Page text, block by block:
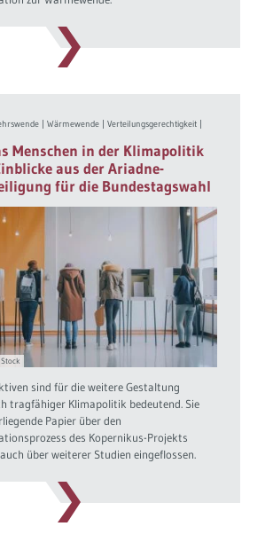
|Wärmewende |Verteilungsgerechtigkeit
Menschen in der Klimapolitik
aus der Ariadne-
für die Bundestagswahl
sind für die weitere Gestaltung
tragfähiger Klimapolitik bedeutend. Sie
Papier über den
des Kopernikus-Projekts
über weiterer Studien eingeflossen.